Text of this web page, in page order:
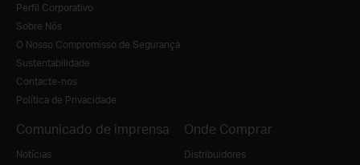
Perfil Corporativo
Sobre Nós
O Nosso Compromisso de Segurança
Sustentabilidade
Contacte-nos
Política de Privacidade
Comunicado de imprensa
Notícias
Onde Comprar
Distribuidores